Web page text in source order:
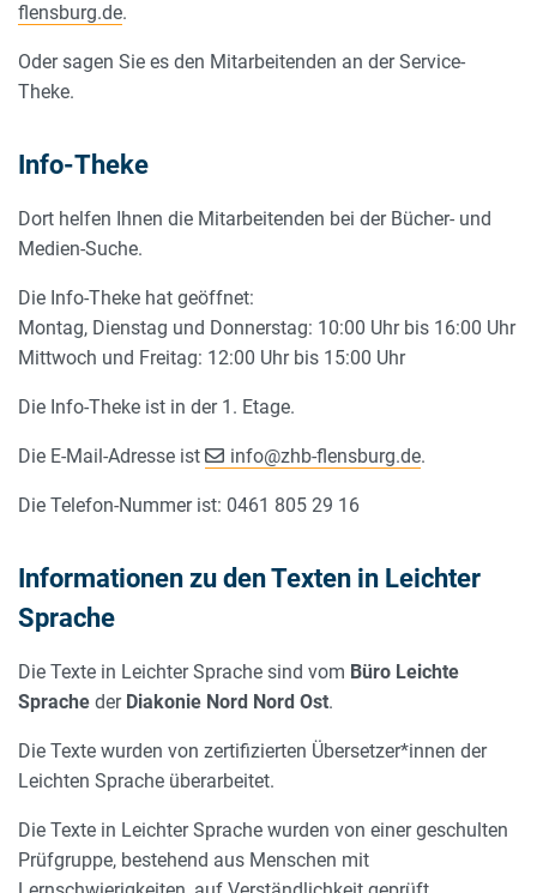
flensburg.de.
Oder sagen Sie es den Mitarbeitenden an der Service-
Theke.
Info-Theke
Dort helfen Ihnen die Mitarbeitenden bei der Bücher- und
Medien-Suche.
Die Info-Theke hat geöffnet:
Montag, Dienstag und Donnerstag: 10:00 Uhr bis 16:00 Uhr
Mittwoch und Freitag: 12:00 Uhr bis 15:00 Uhr
Die Info-Theke ist in der 1. Etage.
Die E-Mail-Adresse ist info@zhb-flensburg.de.
Die Telefon-Nummer ist: 0461 805 29 16
Informationen zu den Texten in Leichter
Sprache
Die Texte in Leichter Sprache sind vom Büro Leichte
Sprache der Diakonie Nord Nord Ost.
Die Texte wurden von zertifizierten Übersetzer*innen der
Leichten Sprache überarbeitet.
Die Texte in Leichter Sprache wurden von einer geschulten
Prüfgruppe, bestehend aus Menschen mit